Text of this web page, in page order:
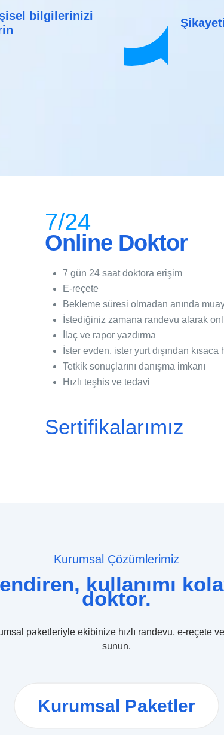
bilgilerinizi
7/24
Online Doktor
7 gün 24 saat doktora erişim
E-reçete
Bekleme süresi olmadan anında
İstediğiniz zamana randevu alarak
İlaç ve rapor yazdırma
İster evden, ister yurt dışından
Tetkik sonuçlarını danışma imkanı
Hızlı teşhis ve tedavi
Sertifikalarımız
Kurumsal Çözümlerimiz
kullanımı
doktor.
paketleriyle ekibinize hızlı randevu, e-reçete
sunun.
Kurumsal Paketler